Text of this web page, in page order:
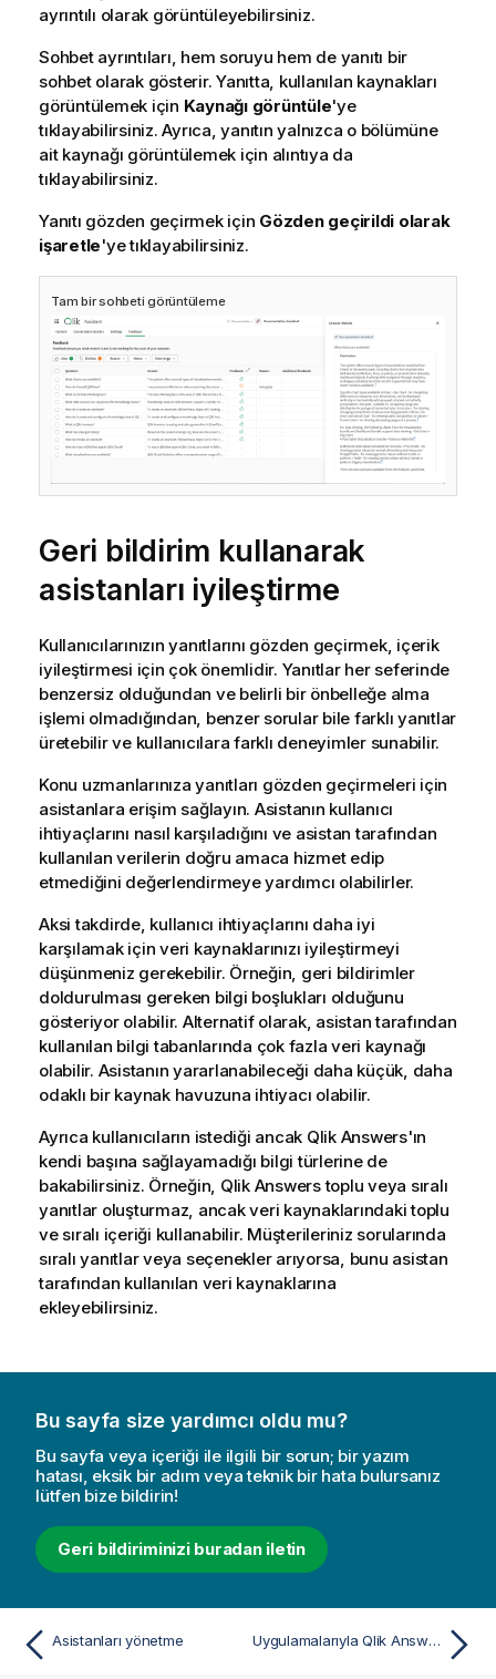
ayrıntılı olarak görüntüleyebilirsiniz.
Sohbet ayrıntıları, hem soruyu hem de yanıtı bir
sohbet olarak gösterir. Yanıtta, kullanılan kaynakları
görüntülemek için Kaynağı görüntüle'ye
tıklayabilirsiniz. Ayrıca, yanıtın yalnızca o bölümüne
ait kaynağı görüntülemek için alıntıya da
tıklayabilirsiniz.
Yanıtı gözden geçirmek için Gözden geçirildi olarak
işaretle'ye tıklayabilirsiniz.
Tam bir sohbeti görüntüleme
Geri bildirim kullanarak
asistanları iyileştirme
Kullanıcılarınızın yanıtlarını gözden geçirmek, içerik
iyileştirmesi için çok önemlidir. Yanıtlar her seferinde
benzersiz olduğundan ve belirli bir önbelleğe alma
işlemi olmadığından, benzer sorular bile farklı yanıtlar
üretebilir ve kullanıcılara farklı deneyimler sunabilir.
Konu uzmanlarınıza yanıtları gözden geçirmeleri için
asistanlara erişim sağlayın. Asistanın kullanıcı
ihtiyaçlarını nasıl karşıladığını ve asistan tarafından
kullanılan verilerin doğru amaca hizmet edip
etmediğini değerlendirmeye yardımcı olabilirler.
Aksi takdirde, kullanıcı ihtiyaçlarını daha iyi
karşılamak için veri kaynaklarınızı iyileştirmeyi
düşünmeniz gerekebilir. Örneğin, geri bildirimler
doldurulması gereken bilgi boşlukları olduğunu
gösteriyor olabilir. Alternatif olarak, asistan tarafından
kullanılan bilgi tabanlarında çok fazla veri kaynağı
olabilir. Asistanın yararlanabileceği daha küçük, daha
odaklı bir kaynak havuzuna ihtiyacı olabilir.
Ayrıca kullanıcıların istediği ancak Qlik Answers'ın
kendi başına sağlayamadığı bilgi türlerine de
bakabilirsiniz. Örneğin, Qlik Answerstoplu veya sıralı
yanıtlar oluşturmaz, ancak veri kaynaklarındaki toplu
ve sıralı içeriği kullanabilir. Müşterileriniz sorularında
sıralı yanıtlar veya seçenekler arıyorsa, bunu asistan
tarafından kullanılan veri kaynaklarına
ekleyebilirsiniz.
Bu sayfa size yardımcı oldu mu?
Bu sayfa veya içeriği ile ilgili bir sorun; bir yazım
hatası, eksik bir adım veya teknik bir hata bulursanız
lütfen bize bildirin!
Geri bildiriminizi buradan iletin
Asistanları yönetme Uygulamalarıyla Qlik Answers'da çalışma